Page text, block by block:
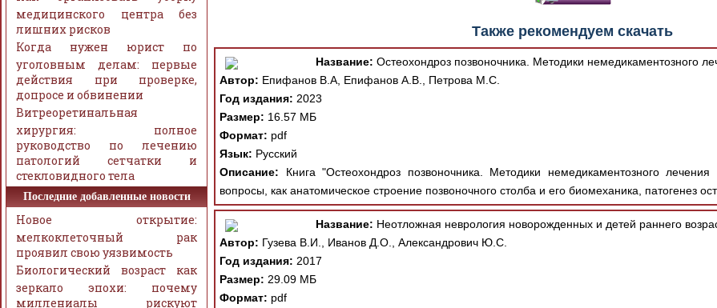
Также рекомендуем скачать
Название: Остеохондроз позвоночника. Методики немедикаментозного
Автор: Епифанов В.А, Епифанов А.В., Петрова М.С.
Год издания: 2023
Размер: 16.57 МБ
Формат: pdf
Язык: Русский
Описание: Книга "Остеохондроз позвоночника. Методики немедикаментозного
вопросы, как анатомическое строение позвоночного столба и его биомеханика, патогенез
Название: Неотложная неврология новорожденных и детей раннего
Автор: Гузева В.И., Иванов Д.О., Александрович Ю.С.
Год издания: 2017
Размер: 29.09 МБ
Формат: pdf
медицинского центра без
лишних рисков
Когда нужен юрист по
уголовным делам: первые
действия при проверке,
допросе и обвинении
Витреоретинальная
хирургия: полное
руководство по лечению
патологий сетчатки и
стекловидного тела
Последние добавленные новости
Новое открытие:
мелкоклеточный рак
проявил свою уязвимость
Биологический возраст как
зеркало эпохи: почему
миллениалы рискуют